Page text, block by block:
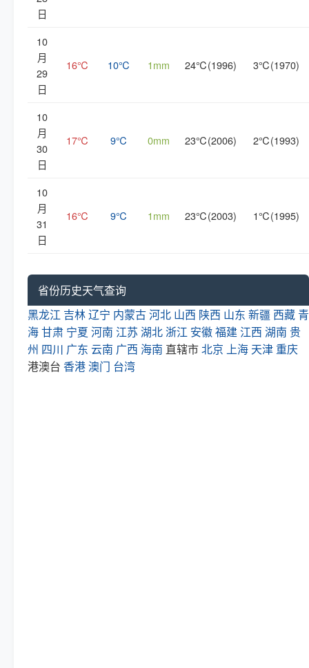
日
10
月
29
日
16℃ 10℃ 1mm 24℃(1996) 3℃(1970)
10
月
30
日
17℃ 9℃ 0mm 23℃(2006) 2℃(1993)
10
月
31
日
16℃ 9℃ 1mm 23℃(2003) 1℃(1995)
省份历史天气查询
黑龙江 吉林辽宁 内蒙古河北 山西 陕西 山东 新疆 西藏 青
海甘肃 宁夏 河南 江苏 湖北 浙江 安徽福建 江西 湖南 贵
州 四川 广东 云南 广西 海南 直辖市北京 上海 天津 重庆
港澳台 香港澳门 台湾